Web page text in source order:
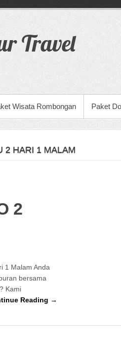
Travel
Wisata Rombongan Paket
2 HARI 1 MALAM
2
1 Malam Anda
bersama
Kami
Reading →